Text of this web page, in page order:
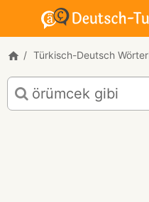
Türkisch-Deutsch
Türkisch-
Deutsch
Übersetzung